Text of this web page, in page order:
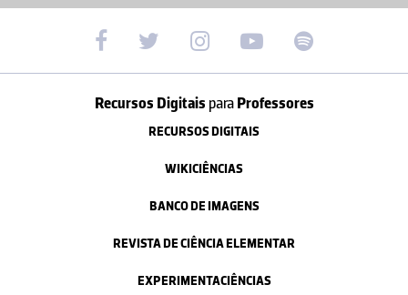
Recursos Digitais paraProfessores
RECURSOS DIGITAIS
WIKICIÊNCIAS
BANCO DE IMAGENS
REVISTA DE CIÊNCIA ELEMENTAR
EXPERIMENTACIÊNCIAS